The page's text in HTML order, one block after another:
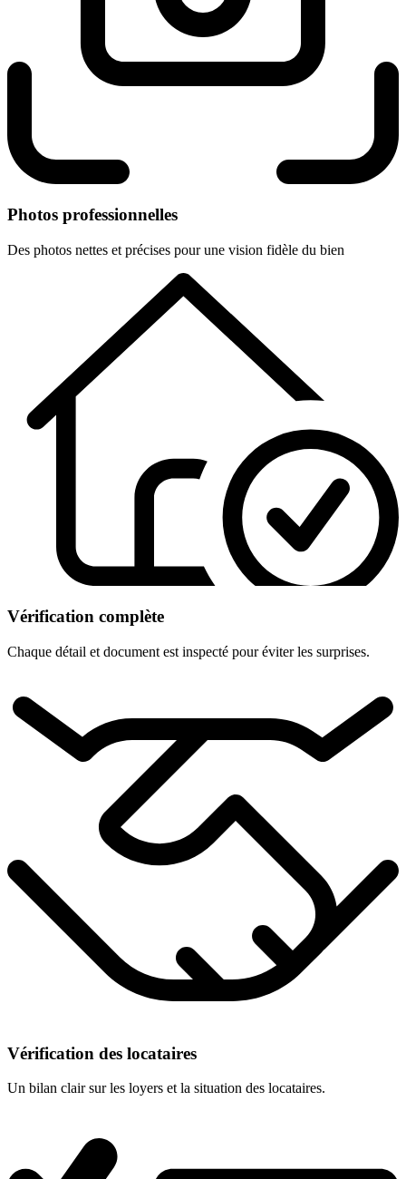
Photos professionnelles
Des photos nettes et précises pour une vision fidèle du bien
Vérification complète
Chaque détail et document est inspecté pour éviter les surprises.
Vérification des locataires
Un bilan clair sur les loyers et la situation des locataires.